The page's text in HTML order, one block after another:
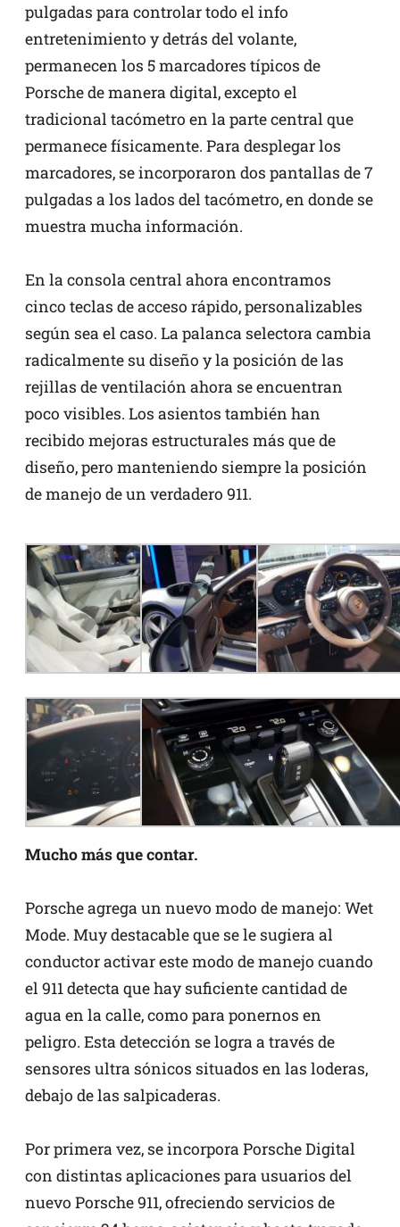
pulgadas para controlar todo el info
entretenimiento y detrás del volante,
permanecen los 5 marcadores típicos de
Porsche de manera digital, excepto el
tradicional tacómetro en la parte central que
permanece físicamente. Para desplegar los
marcadores, se incorporaron dos pantallas de 7
pulgadas a los lados del tacómetro, en donde se
muestra mucha información.
En la consola central ahora encontramos
cinco teclas de acceso rápido, personalizables
según sea el caso. La palanca selectora cambia
radicalmente su diseño y la posición de las
rejillas de ventilación ahora se encuentran
poco visibles. Los asientos también han
recibido mejoras estructurales más que de
diseño, pero manteniendo siempre la posición
de manejo de un verdadero 911.
Mucho más que contar.
Porsche agrega un nuevo modo de manejo: Wet
Mode. Muy destacable que se le sugiera al
conductor activar este modo de manejo cuando
el 911 detecta que hay suficiente cantidad de
agua en la calle, como para ponernos en
peligro. Esta detección se logra a través de
sensores ultra sónicos situados en las loderas,
debajo de las salpicaderas.
Por primera vez, se incorpora Porsche Digital
con distintas aplicaciones para usuarios del
nuevo Porsche 911, ofreciendo servicios de